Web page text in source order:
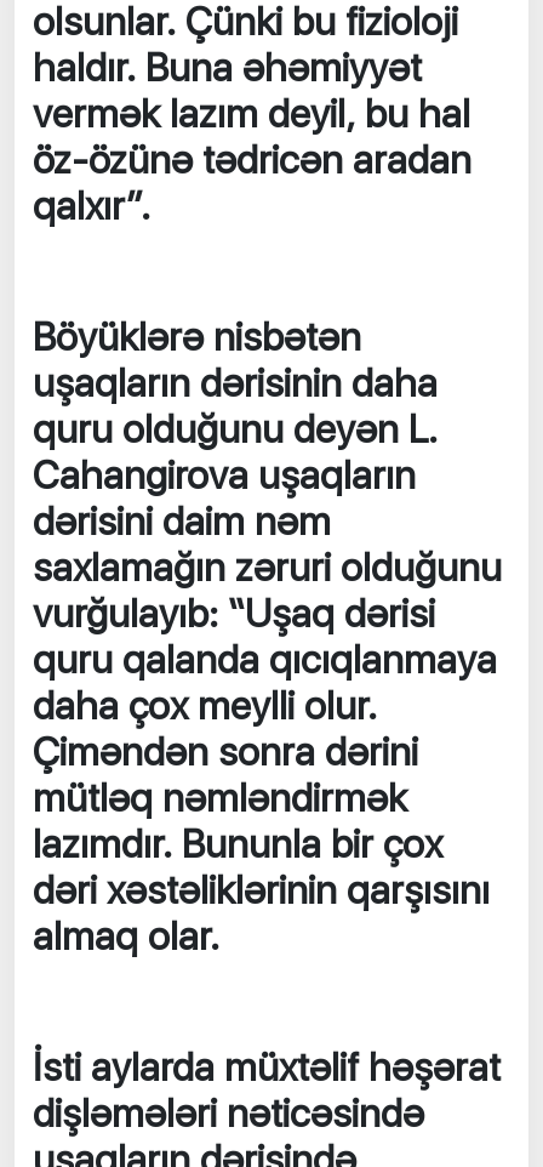
olsunlar. Çünki bu fizioloji
haldır. Buna əhəmiyyət
vermək lazım deyil, bu hal
öz-özünə tədricən aradan
qalxır”.
Böyüklərə nisbətən
uşaqların dərisinin daha
quru olduğunu deyən L.
Cahangirova uşaqların
dərisini daim nəm
saxlamağın zəruri olduğunu
vurğulayıb: “Uşaq dərisi
quru qalanda qıcıqlanmaya
daha çox meylli olur.
Çiməndən sonra dərini
mütləq nəmləndirmək
lazımdır. Bununla bir çox
dəri xəstəliklərinin qarşısını
almaq olar.
İsti aylarda müxtəlif həşərat
dişləmələri nəticəsində